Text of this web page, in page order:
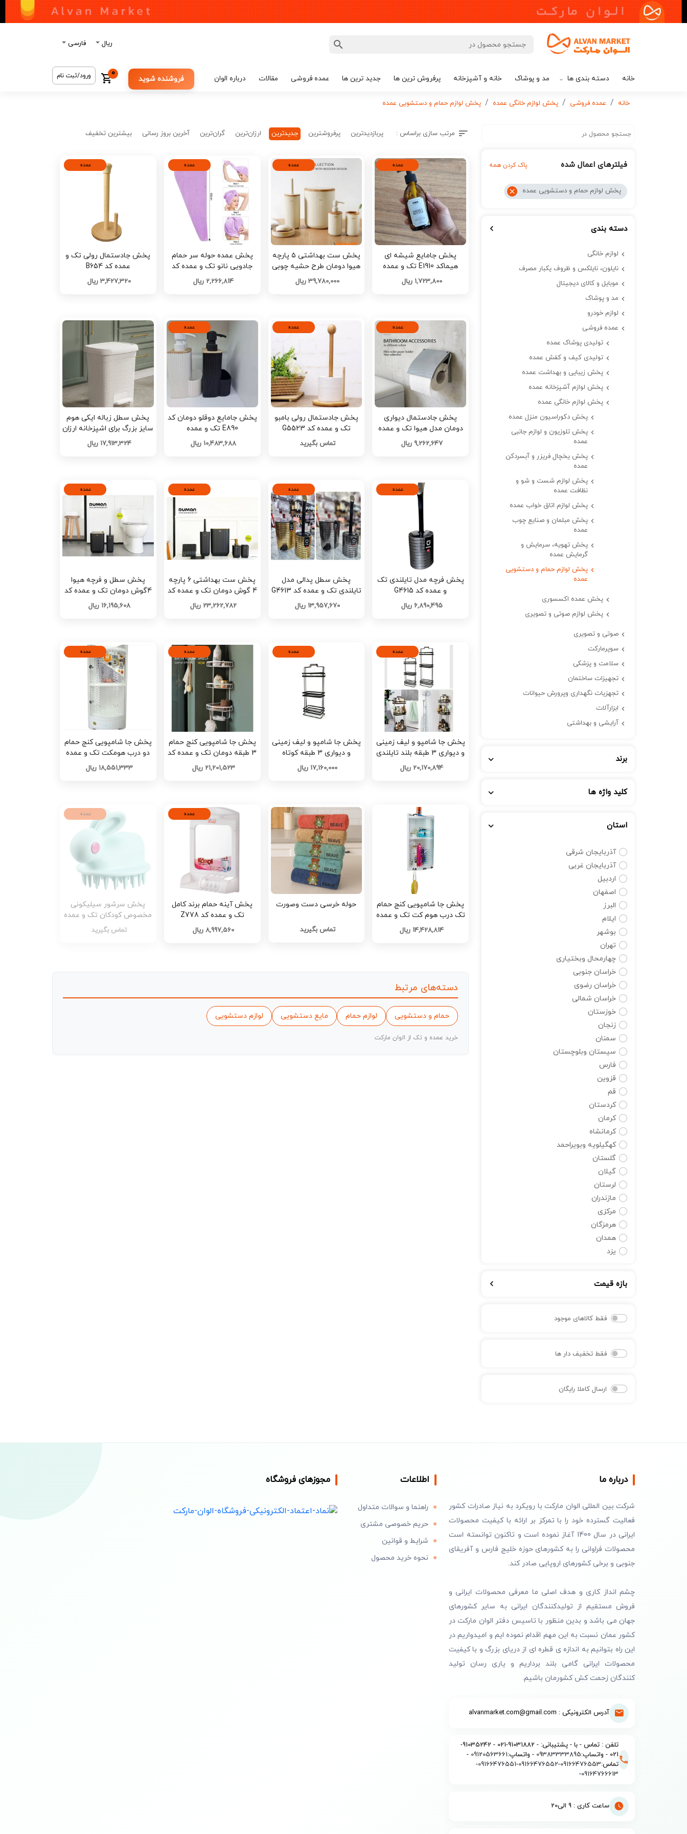
ریال فارسی
خانه دسته بندی ها مد و پوشاک خانه و آشپزخانه پرفروش ترین ها جدید ترین ها عمده فروشی مقالات درباره الوان فروشنده شوید
0 ورود/ثبت نام
خانه عمده فروشی پخش لوازم خانگی عمده پخش لوازم حمام و دستشویی عمده
فیلترهای اعمال شده پاک کردن همه
پخش لوازم حمام و دستشویی عمده
دسته بندی
لوازم خانگی
نایلون، نایلکس و ظروف یکبار مصرف
موبایل و کالای دیجیتال
مد و پوشاک
لوازم خودرو
عمده فروشی
تولیدی پوشاک عمده
تولیدی کیف و کفش عمده
پخش زیبایی و بهداشت عمده
پخش لوازم آشپزخانه عمده
پخش لوازم خانگی عمده
پخش دکوراسیون منزل عمده
پخش تلوزیون و لوازم جانبی
عمده
پخش یخچال فریزر و آبسردکن
عمده
پخش لوازم شست و شو و
نظافت عمده
پخش لوازم اتاق خواب عمده
پخش مبلمان و صنایع چوب
عمده
پخش تهویه، سرمایش و
گرمایش عمده
پخش لوازم حمام و دستشویی
عمده
پخش عمده اکسسوری
پخش لوازم صوتی و تصویری
صوتی و تصویری
سوپرمارکت
سلامت و پزشکی
تجهیزات ساختمان
تجهزیات نگهداری وپرورش حیوانات
ابزارآلات
آرایشی و بهداشتی
برند
کلید واژه ها
استان
آذربایجان شرقی
آذربایجان غربی
اردبیل
اصفهان
البرز
ایلام
بوشهر
تهران
چهارمحال وبختیاری
خراسان جنوبی
خراسان رضوی
خراسان شمالی
خوزستان
زنجان
سمنان
سیستان وبلوچستان
فارس
قزوین
قم
کردستان
کرمان
کرمانشاه
کهگیلویه وبویراحمد
گلستان
گیلان
لرستان
مازندران
مرکزی
هرمزگان
همدان
یزد
بازه قیمت
فقط کالاهای موجود
فقط تخفیف دار ها
ارسال کاملا رایگان
مرتب سازی براساس : پربازدیدترین پرفروشترین جدیدترین ارزان‌ترین گران‌ترین آخرین بروز رسانی بیشترین تخفیف
عمده
پخش جامایع شیشه ای
هیماکد E1910 تک و عمده
1,723,800 ریال
عمده
پخش ست بهداشتی ۵ پارچه
هیوا دومان طرح حشیه چوبی
تک و عمده کدA198
39,780,000 ریال
عمده
پخش عمده حوله سر حمام
جادویی نانو تک و عمده کد
L1411
2,266,814 ریال
عمده
پخش جادستمال رولی تک و
عمده کد B654
3,427,320 ریال
عمده
پخش جادستمال دیواری
دومان مدل هیوا تک و عمده
کد Z2414
9,262,647 ریال
عمده
پخش جادستمال رولی بامبو
تک و عمده کد G5523
تماس بگیرید
عمده
پخش جامایع دوقلو دومان کد
E890 تک و عمده
10,483,688 ریال
پخش سطل زباله ایکی هوم
سایز بزرگ برای اشپزخانه ارزان
تک و عمده کد M2204
17,913,324 ریال
عمده
پخش فرچه مدل تایلندی تک
و عمده کد G4615
6,890,495 ریال
عمده
پخش سطل پدالی مدل
تایلندی تک و عمده کد G4613
13,957,670 ریال
عمده
پخش ست بهداشتی 6 پارچه
4 گوش دومان تک و عمده کد
G4607
23,262,782 ریال
عمده
پخش سطل و فرچه هيوا
4گوش دومان تک و عمده کد
G4605
16,195,608 ریال
عمده
پخش جا شامپو و لیف زمینی
و دیواری 3 طبقه بلند تایلندی
تک و عمده کد G4585
20,170,894 ریال
عمده
پخش جا شامپو و لیف زمینی
و دیواری 3 طبقه کوتاه
تایلندی تک و عمده کد
G4583
17,160,000 ریال
عمده
پخش جا شامپویی کنج حمام
3 طبقه دومان تک و عمده کد
G4581
21,201,523 ریال
عمده
پخش جا شامپویی کنج حمام
دو درب هومکت تک و عمده
کد G4579
18,551,333 ریال
پخش جا شامپویی کنج حمام
تک درب هوم کت تک و عمده
کد G4577
14,428,814 ریال
حوله خرسی دست وصورت
تماس بگیرید
عمده
پخش آینه حمام برند کامل
تک و عمده کد Z778
8,997,560 ریال
عمده
پخش سرشور سیلیکونی
مخصوص کودکان تک و عمده
کدZ1776
تماس بگیرید
دسته‌های مرتبط
حمام و دستشویی لوازم حمام مایع دستشویی لوازم دستشویی
خرید عمده و تک از الوان مارکت
درباره ما
شرکت بین المللی الوان مارکت با رویکرد به نیاز صادرات کشور
فعالیت گسترده خود را با تمرکز بر ارائه با کیفیت محصولات
ایرانی در سال 1400 آغاز نموده است و تاکنون توانسته است
محصولات فراوانی را به کشورهای حوزه خلیج فارس و آفریقای
جنوبی و برخی کشورهای اروپایی صادر کند.
چشم انداز کاری و هدف اصلی ما معرفی محصولات ایرانی و
فروش مستقیم از تولیدکنندگان ایرانی به سایر کشورهای
جهان می باشد و بدین منظور با تاسیس دفتر الوان مارکت در
کشور عمان نسبت به این مهم اقدام نموده ایم و امیدواریم در
این راه بتوانیم به اندازه ی قطره ای از دریای بزرگ و با کیفیت
محصولات ایرانی گامی بلند برداریم و یاری رسان تولید
کنندگان زحمت کش کشورمان باشیم.
آدرس الکترونیکی : alvanmarket.com@gmail.com
تلفن : تماس - با - پشتیبانی: - 91031882-021 - 91035242-
021 - واتساپ:
09383333895 - واتساپ:09120563661
-
تماس:09166476553
-
09166476552
-
09166476551
-
09164766613
-
ساعت کاری : 9 الی20
اطلاعات
راهنما و سوالات متداول
حریم خصوصی مشتری
شرایط و قوانین
نحوه خرید محصول
مجوزهای فروشگاه